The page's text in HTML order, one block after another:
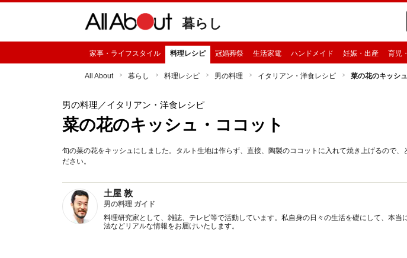
暮らし
家事・ライフスタイル 料理レシピ 冠婚葬祭 生活家電 ハンドメイド 妊娠・出産 育児
All About 暮らし 料理レシピ 男の料理 イタリアン・洋食レシピ 菜の花のキッシ
男の料理 ／イタリアン・洋食レシピ
菜の花のキッシュ・ココット
旬の菜の花をキッシュにしました。タルト生地は作らず、直接、陶製のココットに入れて焼き上げるので、
ださい。
土屋 敦
男の料理 ガイド
料理研究家として、雑誌、テレビ等で活動しています。私自身の日々の生活を礎にして、本当
法などリアルな情報をお届けいたします。